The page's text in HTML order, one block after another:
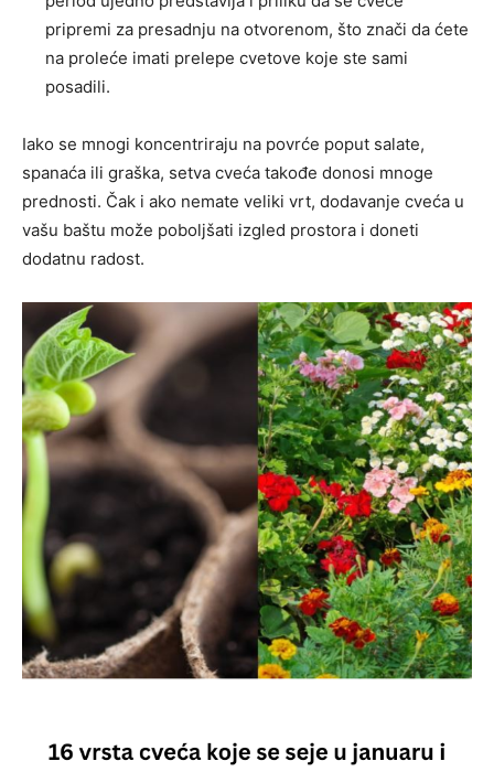
pripremi za presadnju na otvorenom, što znači da ćete
na proleće imati prelepe cvetove koje ste sami
posadili.
Iako se mnogi koncentriraju na povrće poput salate,
spanaća ili graška, setva cveća takođe donosi mnoge
prednosti. Čak i ako nemate veliki vrt, dodavanje cveća u
vašu baštu može poboljšati izgled prostora i doneti
dodatnu radost.